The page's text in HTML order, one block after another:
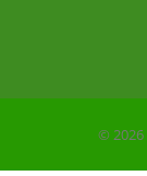
© 2026